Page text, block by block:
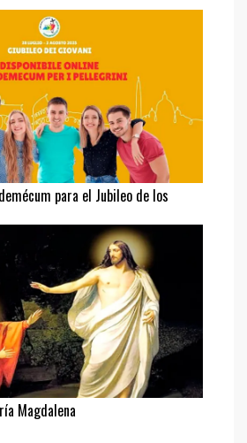
para el Jubileo de los
Magdalena